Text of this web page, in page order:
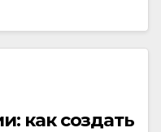
как создать